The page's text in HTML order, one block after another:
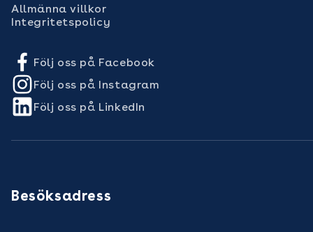
Allmänna villkor
Integritetspolicy
Följ oss på Facebook
Följ oss på Instagram
Följ oss på LinkedIn
Besöksadress